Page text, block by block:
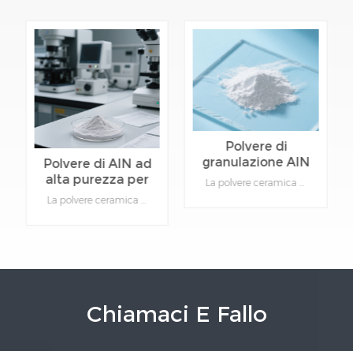
Polvere di AlN ad
alta purezza per
informazioni
elettroniche
La polvere ceramica di nitruro di alluminio è caratterizzata da elevata conduttività termica, elevato coefficiente di dilatazione termica ed eccellenti proprietà elettriche (costante dielettrica, perdita dielettrica, resistività di volume, rigidità dielettrica).Dettagli del prodotto:Alta purezzaBuona mobilitàBuona formabilità
Polvere di
granulazione AlN
nel processo di
stampaggio
SAPERNE DI
Chiamaci E Fallo